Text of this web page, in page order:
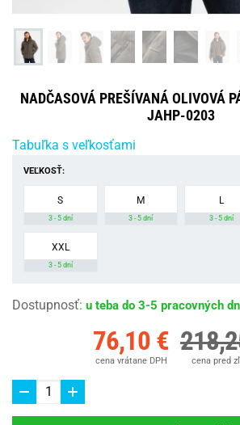
NADČASOVÁ PREŠÍVANÁ OLIVOVÁ
JAHP-0203
Tabuľka s veľkosťami
VEĽKOSŤ:
S
3 - 5 dní
M
3 - 5 dní
L
3 - 5 dní
XXL
3 - 5 dní
Dostupnosť: u teba do 3-5 pracovných
76,10 €
cena vrátane DPH cena pred